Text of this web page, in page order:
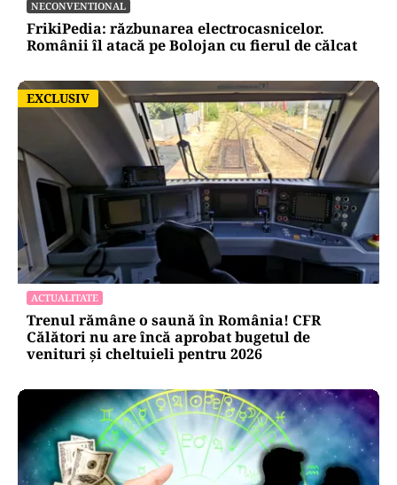
NECONVENTIONAL
FrikiPedia: răzbunarea electrocasnicelor.
Românii îl atacă pe Bolojan cu fierul de călcat
EXCLUSIV
EXCLUSIV
ACTUALITATE
Trenul rămâne o saună în România! CFR
Călători nu are încă aprobat bugetul de
venituri și cheltuieli pentru 2026